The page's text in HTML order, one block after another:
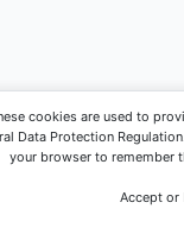
cookies are used to
Data Protection
your browser to remember
Accept or